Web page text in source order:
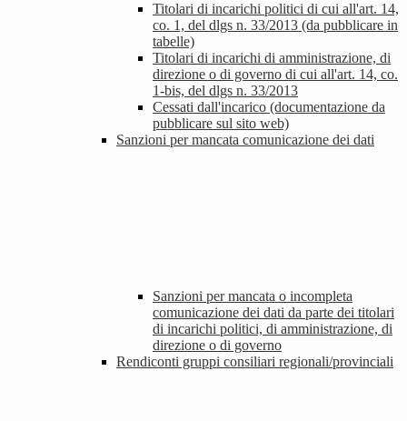
Titolari di incarichi politici di cui all'art. 14,
co. 1, del dlgs n. 33/2013 (da pubblicare in
tabelle)
Titolari di incarichi di amministrazione, di
direzione o di governo di cui all'art. 14, co.
1-bis, del dlgs n. 33/2013
Cessati dall'incarico (documentazione da
pubblicare sul sito web)
Sanzioni per mancata comunicazione dei dati
Sanzioni per mancata o incompleta
comunicazione dei dati da parte dei titolari
di incarichi politici, di amministrazione, di
direzione o di governo
Rendiconti gruppi consiliari regionali/provinciali